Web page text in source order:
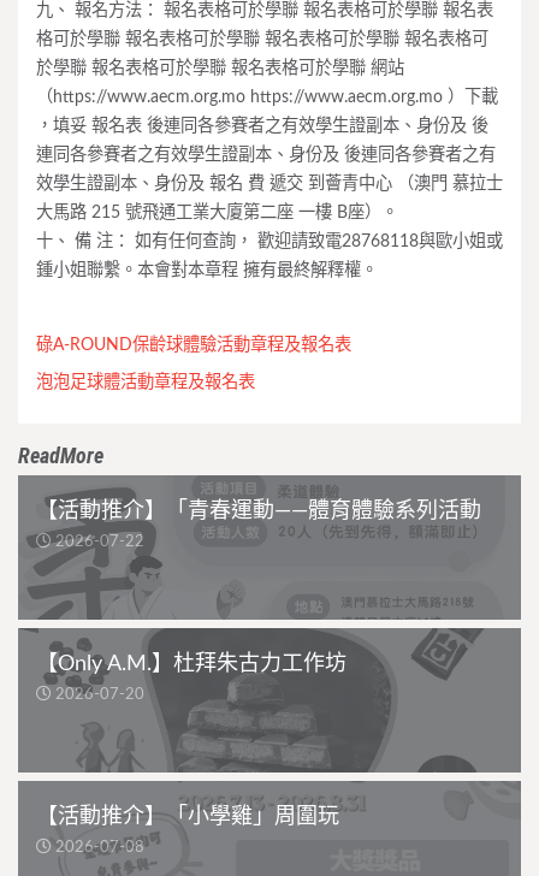
九、 報名方法： 報名表格可於學聯 報名表格可於學聯 報名表
格可於學聯 報名表格可於學聯 報名表格可於學聯 報名表格可
於學聯 報名表格可於學聯 報名表格可於學聯 網站
（https://www.aecm.org.mo https://www.aecm.org.mo ）下載
，填妥 報名表 後連同各參賽者之有效學生證副本、身份及 後
連同各參賽者之有效學生證副本、身份及 後連同各參賽者之有
效學生證副本、身份及 報名 費 遞交 到薈青中心 （澳門 慕拉士
大馬路 215 號飛通工業大廈第二座 一樓 B座）。
十、 備 注： 如有任何查詢， 歡迎請致電28768118與歐小姐或
鍾小姐聯繫。本會對本章程 擁有最終解釋權。
碌A-ROUND保齡球體驗活動章程及報名表
泡泡足球體活動章程及報名表
ReadMore
【活動推介】「青春運動——體育體驗系列活動
2026-07-22
【Only A.M.】杜拜朱古力工作坊
2026-07-20
【活動推介】「小學雞」周圍玩
2026-07-08